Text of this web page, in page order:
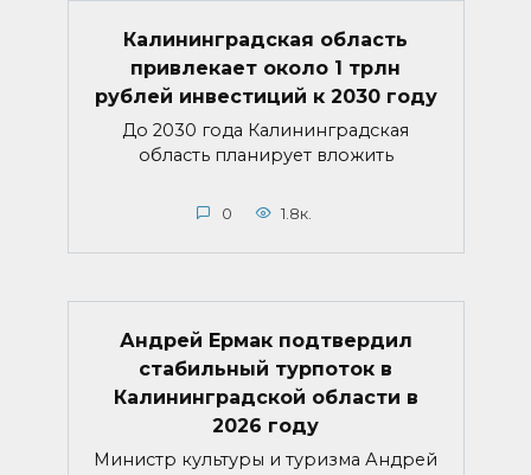
Калининградская область
привлекает около 1 трлн
рублей инвестиций к 2030 году
До 2030 года Калининградская
область планирует вложить
0 1.8к.
Андрей Ермак подтвердил
стабильный турпоток в
Калининградской области в
2026 году
Министр культуры и туризма Андрей